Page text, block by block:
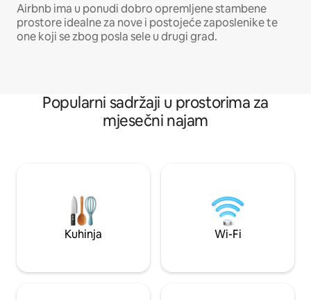
Airbnb ima u ponudi dobro opremljene stambene
prostore idealne za nove i postojeće zaposlenike te
one koji se zbog posla sele u drugi grad.
Popularni sadržaji u prostorima za
mjesečni najam
Kuhinja Wi-Fi